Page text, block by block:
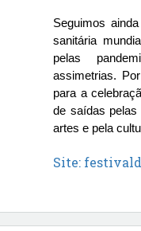
Seguimos
sanitária
pelas
assimetrias.
para a
de saídas pelas
artes e pela
Site: